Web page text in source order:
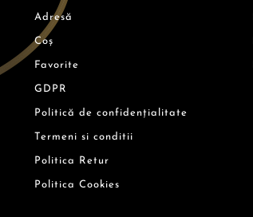
Adresă
Coș
Favorite
GDPR
Politică de confidențialitate
Termeni si conditii
Politica Retur
Politica Cookies